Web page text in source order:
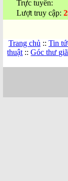
Trực tuyến:
Lượt truy cập:
Trang chủ :: Tin
thuật ::Góc thư